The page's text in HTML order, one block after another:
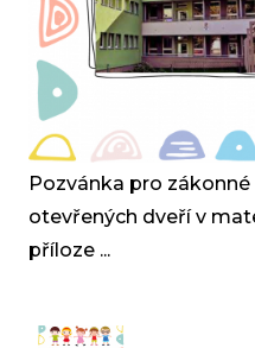
Pozvánka pro
otevřených dveří v
příloze ...